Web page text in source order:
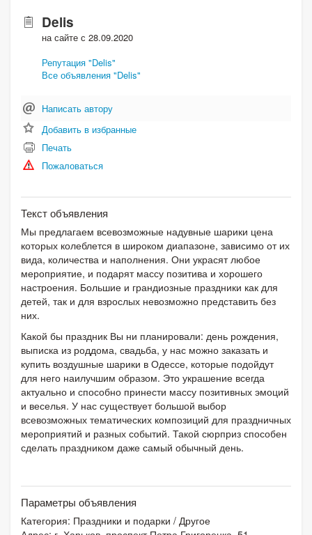
Delis
на сайте с 28.09.2020
Репутация "Delis"
Все объявления "Delis"
Написать автору
Добавить в избранные
Печать
Пожаловаться
Текст объявления
Мы предлагаем всевозможные надувные шарики цена
которых колеблется в широком диапазоне, зависимо от их
вида, количества и наполнения. Они украсят любое
мероприятие, и подарят массу позитива и хорошего
настроения. Большие и грандиозные праздники как для
детей, так и для взрослых невозможно представить без
них.
Какой бы праздник Вы ни планировали: день рождения,
выписка из роддома, свадьба, у нас можно заказать и
купить воздушные шарики в Одессе, которые подойдут
для него наилучшим образом. Это украшение всегда
актуально и способно принести массу позитивных эмоций
и веселья. У нас существует большой выбор
всевозможных тематических композиций для праздничных
мероприятий и разных событий. Такой сюрприз способен
сделать праздником даже самый обычный день.
Параметры объявления
Категория: Праздники и подарки / Другое